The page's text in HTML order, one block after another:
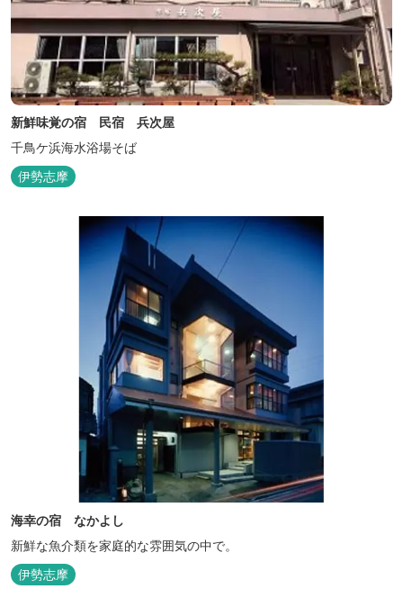
新鮮味覚の宿 民宿 兵次屋
千鳥ケ浜海水浴場そば
伊勢志摩
海幸の宿 なかよし
新鮮な魚介類を家庭的な雰囲気の中で。
伊勢志摩